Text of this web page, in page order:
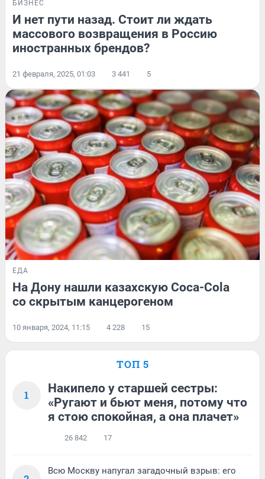
БИЗНЕС
И нет пути назад. Стоит ли ждать
массового возвращения в Россию
иностранных брендов?
21 февраля, 2025, 01:03 3 441 5
ЕДА
На Дону нашли казахскую Coca-Cola
со скрытым канцерогеном
10 января, 2024, 11:15 4 228 15
ТОП 5
1
Накипело у старшей сестры:
«Ругают и бьют меня, потому что
я стою спокойная, а она плачет»
26 842 17
Всю Москву напугал загадочный взрыв: его